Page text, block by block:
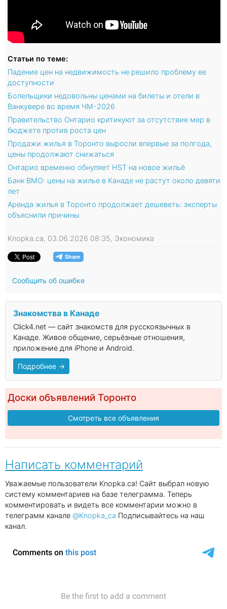
Статьи по теме:
Падение цен на недвижимость не решило проблему ее
доступности
Болельщики недовольны ценами на билеты и отели в
Ванкувере во время ЧМ-2026
Правительство Онтарио критикуют за отсутствие мер в
бюджете против роста цен
Продажи жилья в Торонто выросли впервые за полгода,
цены продолжают снижаться
Онтарио временно обнуляет HST на новое жильё
Банк BMO: цены на жилье в Канаде не растут около девяти
лет
Аренда жилья в Торонто продолжает дешеветь: эксперты
объяснили причины
Knopka.ca, 03.06.2026 08:35, Экономика
Сообщить об ошибке
Знакомства в Канаде
Click4.net — сайт знакомств для русскоязычных в
Канаде. Живое общение, серьёзные отношения,
приложение для iPhone и Android.
Подробнее →
Доски объявлений Торонто
Смотреть все объявления
Написать комментарий
Уважаемые пользователи Knopka.ca! Сайт выбрал новую
систему комментариев на базе телеграмма. Теперь
комментировать и видеть все комментарии можно в
телеграмм канале @Knopka_ca Подписывайтесь на наш
канал.